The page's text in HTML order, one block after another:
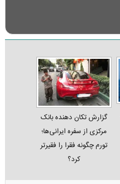
گزارش تکان‌ دهنده بانک
مرکزی از سفره ایرانی‌ها؛
تورم چگونه فقرا را فقیرتر
کرد؟